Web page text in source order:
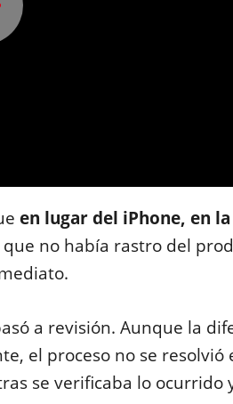
en lugar del iPhone, en
no había rastro del
a revisión. Aunque la
el proceso no se resolvió
se verificaba lo ocurrido